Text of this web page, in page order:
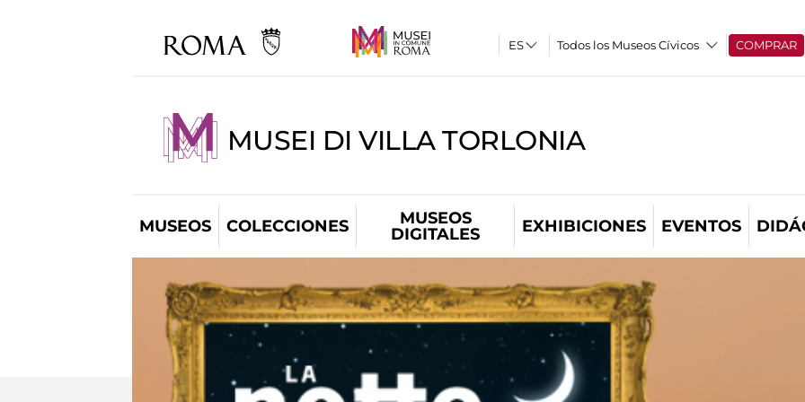
Todos los Museos Cívicos COMPRAR
MUSEI DI VILLA TORLONIA
MUSEOS COLECCIONES
MUSEOS
DIGITALES
EXHIBICIONES EVENTOS